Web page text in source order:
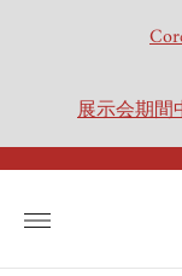
展示会期間